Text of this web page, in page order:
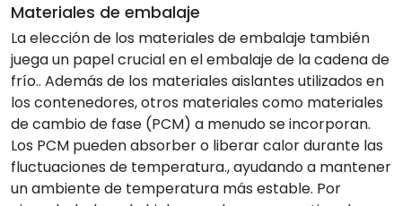
Materiales de embalaje
La elección de los materiales de embalaje también
juega un papel crucial en el embalaje de la cadena de
frío.. Además de los materiales aislantes utilizados en
los contenedores, otros materiales como materiales
de cambio de fase (PCM) a menudo se incorporan.
Los PCM pueden absorber o liberar calor durante las
fluctuaciones de temperatura., ayudando a mantener
un ambiente de temperatura más estable. Por